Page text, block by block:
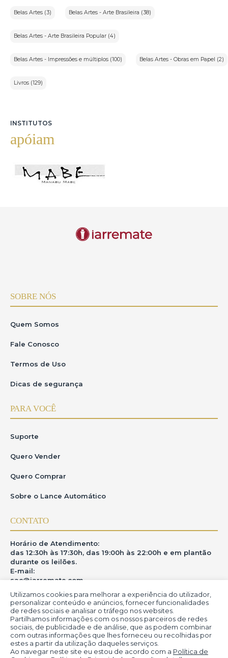
Utilizamos cookies para melhorar a experiência do utilizador,
personalizar conteúdo e anúncios, fornecer funcionalidades
de redes sociais e analisar o tráfego nos websites.
Partilhamos informações com os nossos parceiros de redes
sociais, de publicidade e de análise, que as podem combinar
com outras informações que lhes forneceu ou recolhidas por
estes a partir da utilização daqueles serviços.
Ao navegar neste site eu estou de acordo com a Política de
Belas Artes (3) Belas Artes - Arte Brasileira (38)
Belas Artes - Arte Brasileira Popular (4)
Belas Artes - Impressões e múltiplos (100) Belas Artes - Obras em Papel (2)
Livros (129)
INSTITUTOS
apóiam
SOBRE NÓS
Quem Somos
Fale Conosco
Termos de Uso
Dicas de segurança
PARA VOCÊ
Suporte
Quero Vender
Quero Comprar
Sobre o Lance Automático
CONTATO
Horário de Atendimento:
das 12:30h às 17:30h, das 19:00h às 22:00h e em plantão
durante os leilões.
E-mail:
sac@iarremate.com
ONDE ESTAMOS
R. Heitor Modesto, 28 - Estação São Lourenço - MG
CEP: 37470-000